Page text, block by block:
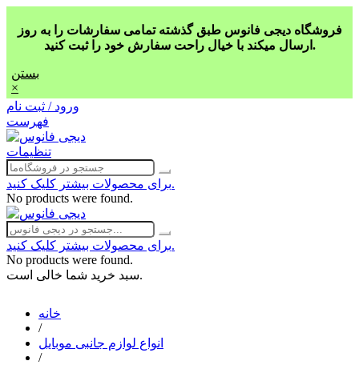
فروشگاه دیجی فانوس طبق گذشته تمامی سفارشات را به روز
ارسال میکند با خیال راحت سفارش خود را ثبت کنید.
بستن
×
ورود / ثبت نام
فهرست
تنظیمات
برای محصولات بیشتر کلیک کنید.
No products were found.
برای محصولات بیشتر کلیک کنید.
No products were found.
سبد خرید شما خالی است.
خانه
/
انواع لوازم جانبی موبایل
/